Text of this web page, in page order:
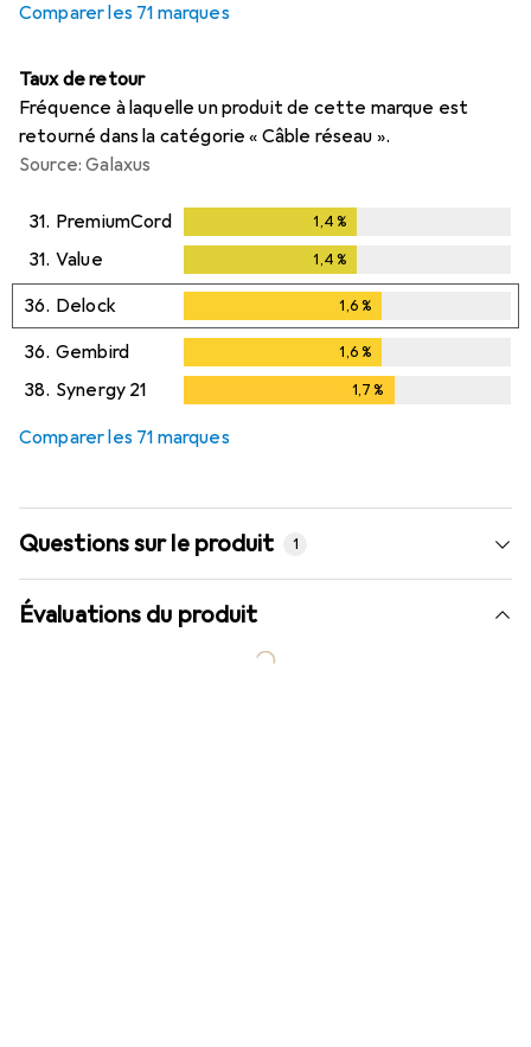
Comparer les 71 marques
Taux de retour
Fréquence à laquelle un produit de cette marque est
retourné dans la catégorie « Câble réseau ».
Source: Galaxus
31. PremiumCord 1,4%
31. Value 1,4%
36. Delock 1,6%
36. Gembird 1,6%
38. Synergy 21 1,7%
Comparer les 71 marques
Questions sur le produit 1
Évaluations du produit